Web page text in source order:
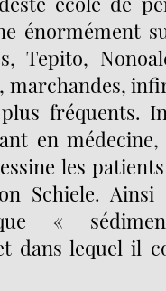
énormément
Tepito,
marchandes,
fréquents.
en
les
Schiele.
«
dans lequel il